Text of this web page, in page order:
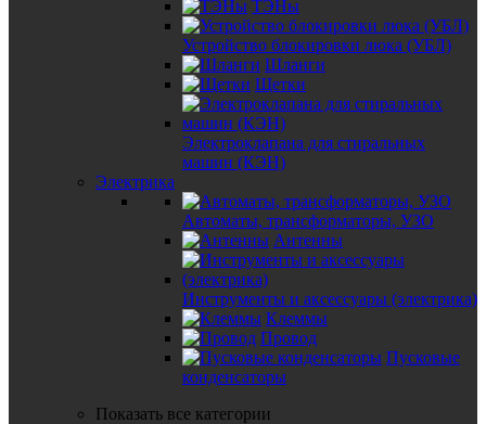
ТЭНы
Устройство блокировки люка (УБЛ)
Шланги
Щетки
Электроклапана для стиральных
машин (КЭН)
Электрика
Автоматы, трансформаторы, УЗО
Антенны
Инструменты и аксессуары (электрика)
Клеммы
Провод
Пусковые
конденсаторы
Показать все категории